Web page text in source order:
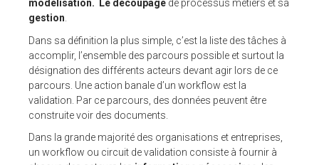
Un service professionnel
Pour ses tarifs transparents
Quel est votre besoin ?
CLIENTS
BLOG
Témoignages clients
Fonctionnalités
modélisation. Le découpage de processus métiers et sa
gestion
Dans sa définition la plus simple, c’est la liste des tâches à
accomplir, l’ensemble des parcours possible et surtout la
désignation des différents acteurs devant agir lors de ce
parcours. Une action banale d’un workflow est la
validation. Par ce parcours, des données peuvent être
construite voir des documents.
Dans la grande majorité des organisations et entreprises,
un workflow ou circuit de validation consiste à fournir à